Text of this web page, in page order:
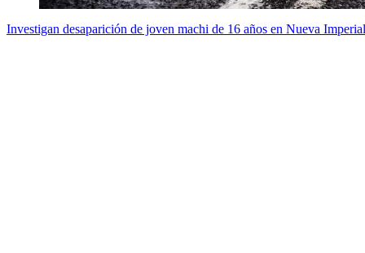
Investigan desaparición de joven machi de 16 años en Nueva Imperial